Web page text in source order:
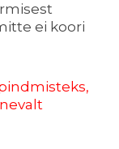
ei koori